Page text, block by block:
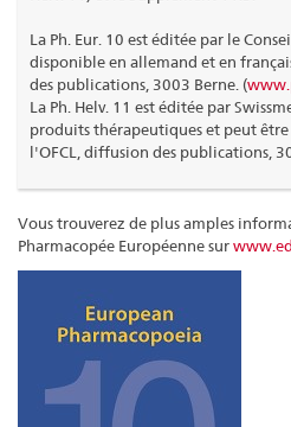
La Ph. Eur. 10 est éditée par le
disponible en allemand et en
des publications, 3003 Berne. (
La Ph. Helv. 11 est éditée par
produits thérapeutiques et peut être
l'OFCL, diffusion des publications,
Vous trouverez de plus amples
Pharmacopée Européenne sur